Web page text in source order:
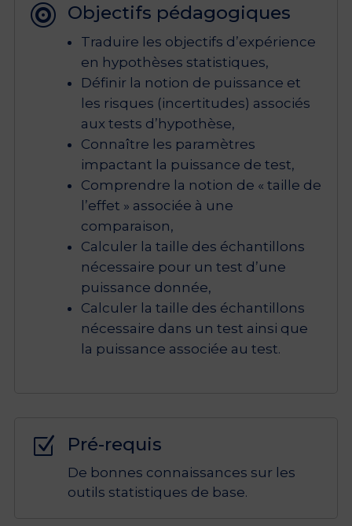
 Objectifs pédagogiques
Traduire les objectifs d’expérience
en hypothèses statistiques,
Définir la notion de puissance et
les risques (incertitudes) associés
aux tests d’hypothèse,
Connaître les paramètres
impactant la puissance de test,
Comprendre la notion de « taille de
l’effet » associée à une
comparaison,
Calculer la taille des échantillons
nécessaire pour un test d’une
puissance donnée,
Calculer la taille des échantillons
nécessaire dans un test ainsi que
la puissance associée au test.
Z Pré-requis
De bonnes connaissances sur les
outils statistiques de base.